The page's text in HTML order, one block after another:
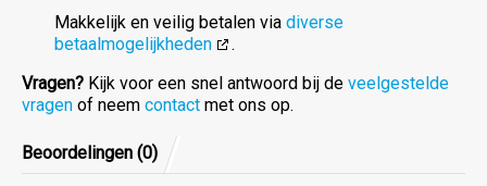
Makkelijk en veilig betalen via diverse
betaalmogelijkheden
.
Vragen? Kijk voor een snel antwoord bij de veelgestelde
vragen of neem contact met ons op.
Beoordelingen (0)